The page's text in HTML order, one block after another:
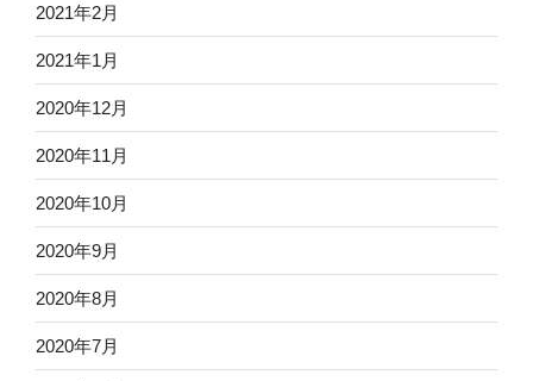
2021年2月
2021年1月
2020年12月
2020年11月
2020年10月
2020年9月
2020年8月
2020年7月